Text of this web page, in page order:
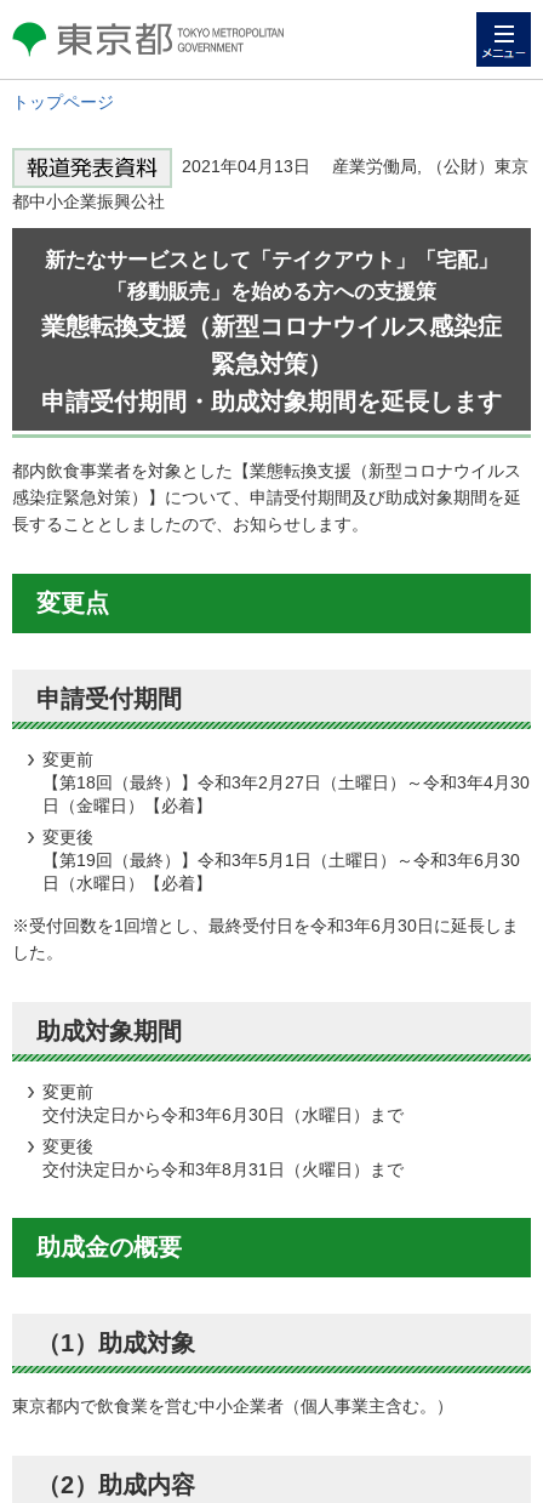
東京都 TOKYO METROPOLITAN
GOVERNMENT
トップページ
2021年04月13日 産業労働局, （公財）東京
都中小企業振興公社
新たなサービスとして「テイクアウト」「宅配」
「移動販売」を始める方への支援策
業態転換支援（新型コロナウイルス感染症
緊急対策）
申請受付期間・助成対象期間を延長します
都内飲食事業者を対象とした【業態転換支援（新型コロナウイルス
感染症緊急対策）】について、申請受付期間及び助成対象期間を延
長することとしましたので、お知らせします。
変更点
申請受付期間
変更前
【第18回（最終）】令和3年2月27日（土曜日）～令和3年4月30
日（金曜日）【必着】
変更後
【第19回（最終）】令和3年5月1日（土曜日）～令和3年6月30
日（水曜日）【必着】
※受付回数を1回増とし、最終受付日を令和3年6月30日に延長しま
した。
助成対象期間
変更前
交付決定日から令和3年6月30日（水曜日）まで
変更後
交付決定日から令和3年8月31日（火曜日）まで
助成金の概要
（1）助成対象
東京都内で飲食業を営む中小企業者（個人事業主含む。）
（2）助成内容